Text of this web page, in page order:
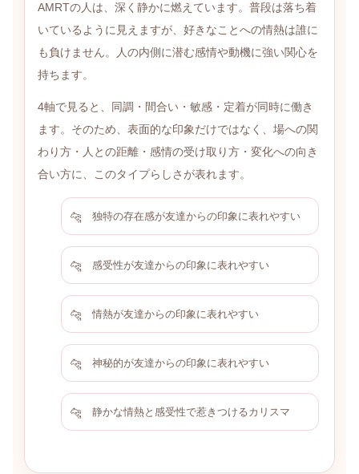
AMRTの人は、深く静かに燃えています。普段は落ち着
いているように見えますが、好きなことへの情熱は誰に
も負けません。人の内側に潜む感情や動機に強い関心を
持ちます。
4軸で見ると、同調・間合い・敏感・定着が同時に働き
ます。そのため、表面的な印象だけではなく、場への関
わり方・人との距離・感情の受け取り方・変化への向き
合い方に、このタイプらしさが表れます。
独特の存在感が友達からの印象に表れやすい
感受性が友達からの印象に表れやすい
情熱が友達からの印象に表れやすい
神秘的が友達からの印象に表れやすい
静かな情熱と感受性で惹きつけるカリスマ